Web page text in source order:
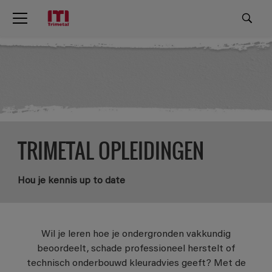
TRIMETAL OPLEIDINGEN
Hou je kennis up to date
Wil je leren hoe je ondergronden vakkundig
beoordeelt, schade professioneel herstelt of
technisch onderbouwd kleuradvies geeft? Met de